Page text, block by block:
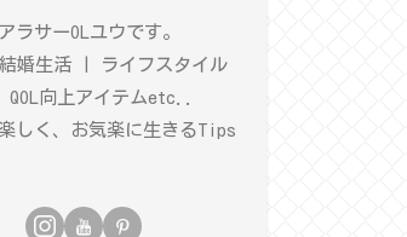
ラサーOLユウです。
婚生活 | ライフスタイル
向上アイテムetc..
しく、お気楽に生きるTips